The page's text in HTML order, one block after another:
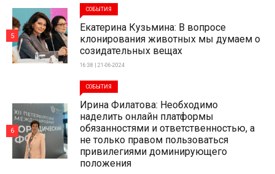
СОБЫТИЯ
Екатерина Кузьмина: В вопросе
клонирования животных мы думаем о
созидательных вещах
16:38 | 21-06-2024
5
СОБЫТИЯ
Ирина Филатова: Необходимо
наделить онлайн платформы
обязанностями и ответственностью, а
не только правом пользоваться
привилегиями доминирующего
положения
6